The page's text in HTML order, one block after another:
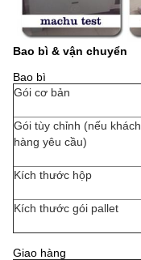
Bao bì & vận chuyển
Bao bì
Gói cơ bản
Gói tùy chỉnh (nếu khách
hàng yêu cầu)
Kích thước hộp
Kích thước gói pallet
Giao hàng